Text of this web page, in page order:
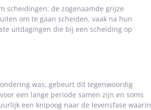
scheidingen: de zogenaamde grijze
om te gaan scheiden, vaak na hun
uitdagingen die bij een scheiding op
was, gebeurt dit tegenwoordig
een lange periode samen zijn en soms
een knipoog naar de levensfase waarin